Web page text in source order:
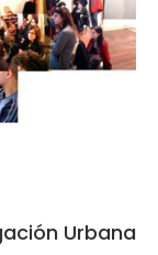
Urbana